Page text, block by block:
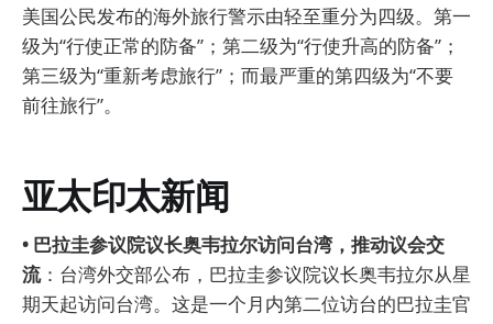
美国公民发布的海外旅行警示由轻至重分为四级。第一
级为“行使正常的防备”；第二级为“行使升高的防备”；
第三级为“重新考虑旅行”；而最严重的第四级为“不要
前往旅行”。
亚太印太新闻
• 巴拉圭参议院议长奥韦拉尔访问台湾，推动议会交
流：台湾外交部公布，巴拉圭参议院议长奥韦拉尔从星
期天起访问台湾。这是一个月内第二位访台的巴拉圭官